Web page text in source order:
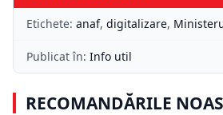
Etichete: anaf, digitalizare,
Publicat în: Info util
RECOMANDĂRILE